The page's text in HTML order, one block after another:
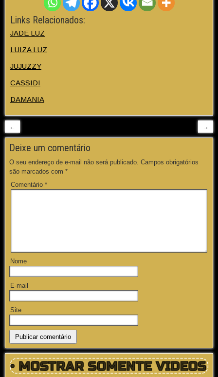
Links Relacionados:
JADE LUZ
LUIZA LUZ
JUJUZZY
CASSIDI
DAMANIA
← →
Deixe um comentário
O seu endereço de e-mail não será publicado. Campos obrigatórios
são marcados com *
Comentário *
Nome
E-mail
Site